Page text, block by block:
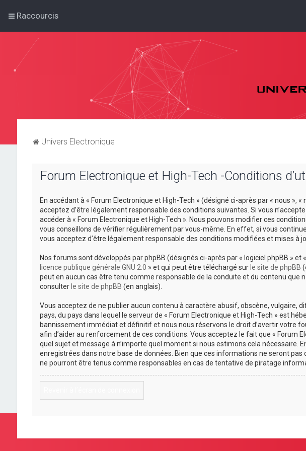
Raccourcis
Univers Electronique
Forum Electronique et High-Tech -Conditions
En accédant à « Forum Electronique et High-Tech » (désigné ci-après par « nous »,
acceptez d’être légalement responsable des conditions suivantes. Si vous
accéder à « Forum Electronique et High-Tech ». Nous pouvons modifier ces
vous conseillons de vérifier régulièrement par vous-même. En effet, si vous
vous acceptez d’être légalement responsable des conditions modifiées et mises à
Nos forums sont développés par phpBB (désignés ci-après par « logiciel phpBB »
licence publique générale GNU 2.0 » et qui peut être téléchargé sur le site de phpBB
peut en aucun cas être tenu comme responsable de la conduite et du contenu que
consulter le site de phpBB (en anglais).
Vous acceptez de ne publier aucun contenu à caractère abusif, obscène,
pays, du pays dans lequel le serveur de « Forum Electronique et High-Tech » est
bannissement immédiat et définitif et nous nous réservons le droit d’avertir votre
afin d’aider au renforcement de ces conditions. Vous acceptez le fait que « Forum
quel sujet et message à n’importe quel moment si nous estimons cela
enregistrées dans notre base de données. Bien que ces informations ne seront
ne pourront être tenus comme responsables en cas de tentative de piratage